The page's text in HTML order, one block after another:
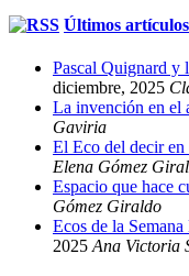
Últimos
Pascal Quignard y
diciembre, 2025
La invención en el
Gaviria
El Eco del decir en
Elena Gómez
Espacio que hace
Gómez Giraldo
Ecos de la
2025 Ana Victoria